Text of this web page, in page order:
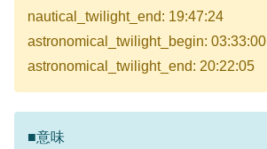
nautical_twilight_end: 19:47:24
astronomical_twilight_begin: 03:33:00
astronomical_twilight_end: 20:22:05
■意味